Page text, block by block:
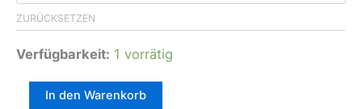
ZURÜCKSETZEN
Verfügbarkeit: 1 vorrätig
KillertalerIn den Warenkorb